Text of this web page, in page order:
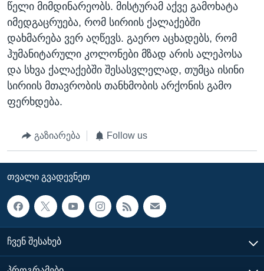
წელი მიმდინარეობს. მისტურამ აქვე გამოხატა
იმედგაცრუება, რომ სირიის ქალაქებში
დახმარება ვერ აღწევს. გაერო აცხადებს, რომ
ჰუმანიტარული კოლონები მზად არის ალეპოსა
და სხვა ქალაქებში შესასვლელად, თუმცა ისინი
სირიის მთავრობის თანხმობის არქონის გამო
ფერხდება.
გაზიარება Follow us
ᲗᲕᲐᲚᲘ ᲒᲕᲐᲓᲔᲕᲜᲔᲗ
ᲩᲕᲔᲜ ᲨᲔᲡᲐᲮᲔᲑ